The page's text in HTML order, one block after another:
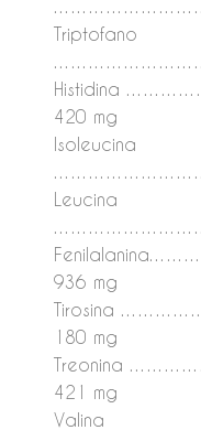
Triptofano
Histidina
420 mg
Isoleucina
Leucina
936 mg
Tirosina
180 mg
Treonina
421 mg
Valina